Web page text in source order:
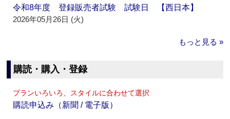
令和8年度 登録販売者試験 試験日 【西日本】
2026年05月26日 (火)
もっと見る »
購読・購入・登録
プランいろいろ、スタイルに合わせて選択
購読申込み（新聞 / 電子版）